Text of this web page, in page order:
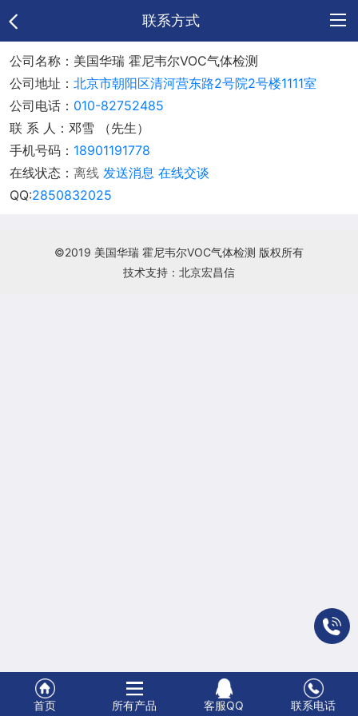
联系方式
网
首
页
公
司
介
供
应 新
公司名称：美国华瑞 霍尼韦尔VOC气体检测
公司地址： 北京市朝阳区清河营东路2号院2号楼1111室
公司电话： 010-82752485
联 系 人：邓雪 （先生）
手机号码： 18901191778
在线状态： 离线 发送消息 在线交谈
QQ:2850832025
©2019 美国华瑞 霍尼韦尔VOC气体检测 版权所有
技术支持：北京宏昌信
首页 所有产品 客服QQ 联系电话